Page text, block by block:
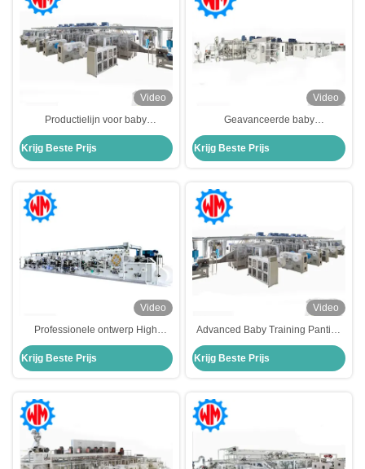
Video
Productielijn voor baby
trainingsbroeken met lager
energieverbruik met optioneel
verpakkingssysteem
Krijg Beste Prijs
Video
Geavanceerde baby
trainingsbroeken maken
machines eenvoudig te bedienen
met CE
Krijg Beste Prijs
Video
Professionele ontwerp High
Speed Baby Training Pants
maken machine met CE-
certificering
Krijg Beste Prijs
Video
Advanced Baby Training Panties
Making Machine Full Servo
Control with CE
Krijg Beste Prijs